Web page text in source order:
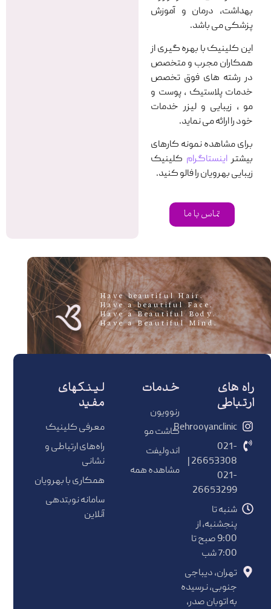
بهداشت، درمان و آموزش
پزشکی می باشد.
این کلینیک با بهره گیری از
همکاران مجرب و متخصص
در رشته های فوق تخصص
خدمات پلاستیک ، پوست و
مو ، زیبایی و لیزر خدمات
خود را ارائه می نماید.
برای مشاهده نمونه کارهای
بیشتر اینستاگرام کلینیک
زیبایی بهرویان را فالو کنید.
تماس با ما
.Have beautiful Hair
.Have a beautiful Face
.Have a Beautiful Body
.Have a Beautiful Mind
راه های
ارتباطی
Behrooyanclinic
021-
26653308 |
021-
26653299
شنبه تا
پنجشنبه، از
9:00 صبح تا
7:00 شب
تهران، دیباجی
جنوبی، نرسیده
به اتوبان صدر،
خدمات
رنوویون
کاشت مو
اندولیفت
مشاهده همه
لینکهای
مفید
معرفی کلینیک
راه‌های ارتباطی و
نشانی
همکاری با بهرویان
سامانه نوبتدهی
آنلاین